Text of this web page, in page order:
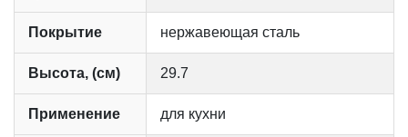
Покрытие нержавеющая сталь
Высота, (см) 29.7
Применение для кухни